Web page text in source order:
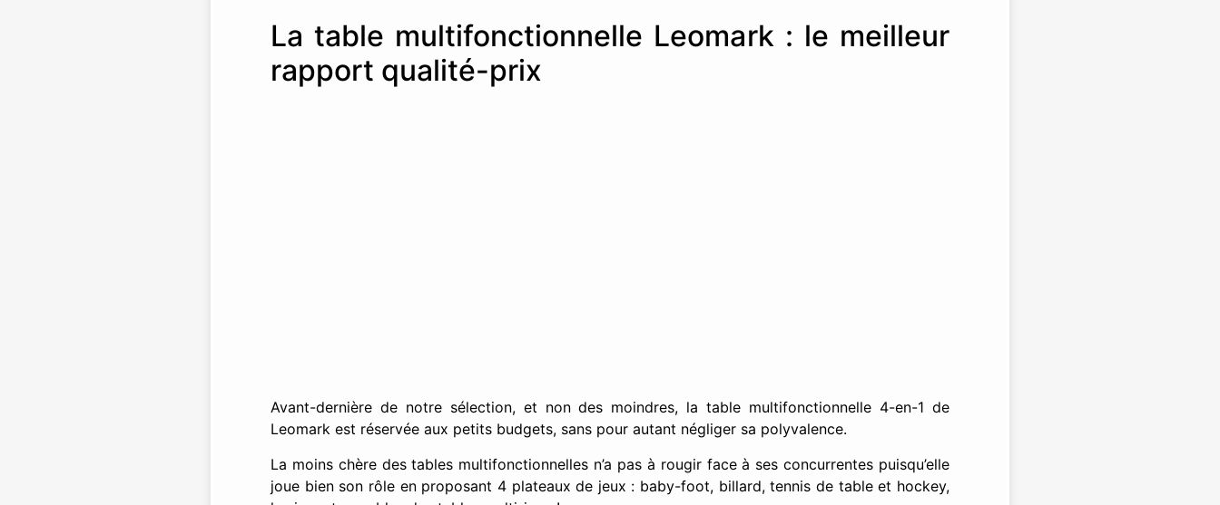
La table multifonctionnelle Leomark : le meilleur
rapport qualité-prix
Avant-dernière de notre sélection, et non des moindres, la table multifonctionnelle 4-en-1 de
Leomark est réservée aux petits budgets, sans pour autant négliger sa polyvalence.
La moins chère des tables multifonctionnelles n’a pas à rougir face à ses concurrentes puisqu’elle
joue bien son rôle en proposant 4 plateaux de jeux : baby-foot, billard, tennis de table et hockey,